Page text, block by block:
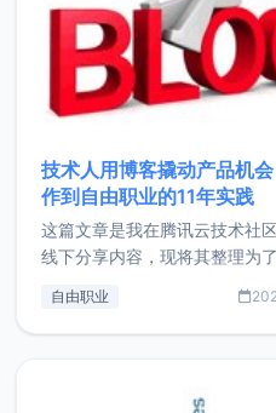
技术人用博客撬动产品机
作到自由职业的11年实践
这篇文章是我在腾讯云技术社
线下分享内容，现将其整理为
版，分享了写博客11年来的经
通过博客过渡到做产品和走向
的一个小故事。文中还首次公
自由职业